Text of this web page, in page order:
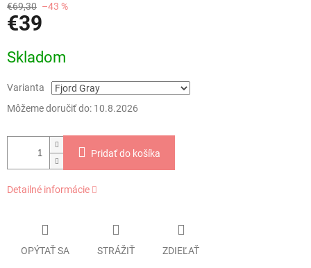
€69,30 –43 %
€39
cena:
Skladom
Varianta
Môžeme doručiť do: 10.8.2026
Pridať do košíka
Detailné informácie
OPÝTAŤ SA STRÁŽIŤ ZDIEĽAŤ